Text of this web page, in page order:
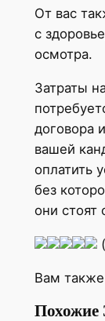
От вас
с
осмотра.
Затраты
договора
вашей
оплатить
без
они стоят
(
Вам также
Похожие